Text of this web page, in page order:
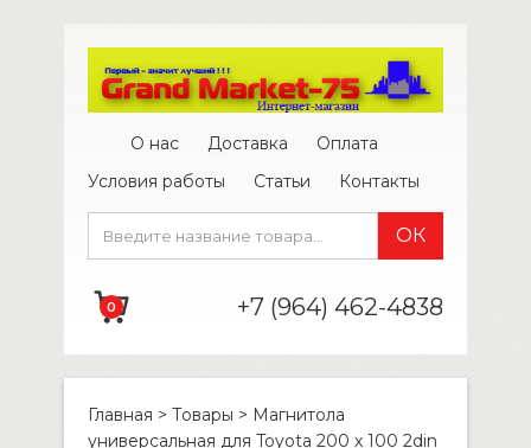
О нас Доставка
Оплата
Условия работы
Статьи Контакты
0 +7 (964) 462-4838
Главная > Товары > Магнитола
универсальная для Toyota 200 х 100 2din